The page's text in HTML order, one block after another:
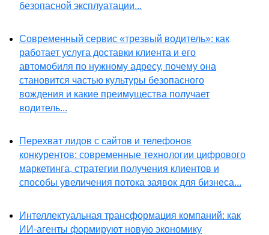
безопасной эксплуатации...
Современный сервис «трезвый водитель»: как
работает услуга доставки клиента и его
автомобиля по нужному адресу, почему она
становится частью культуры безопасного
вождения и какие преимущества получает
водитель...
Перехват лидов с сайтов и телефонов
конкурентов: современные технологии цифрового
маркетинга, стратегии получения клиентов и
способы увеличения потока заявок для бизнеса...
Интеллектуальная трансформация компаний: как
ИИ-агенты формируют новую экономику